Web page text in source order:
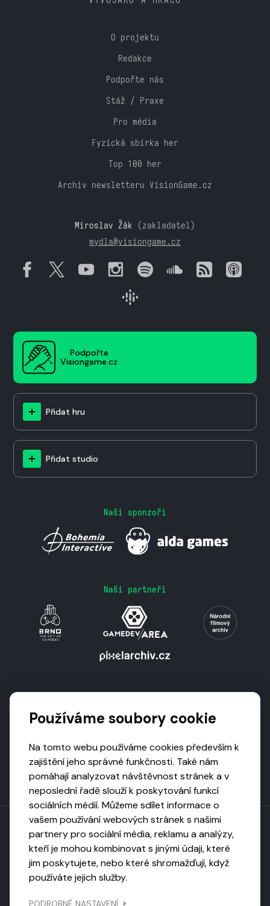
O projektu
Redakce
Podpořte nás
Stáž / Praxe
Pro média
Fyzická sbírka her
Top 100 her
Archiv newsletteru VisionGame.cz
Miroslav Žák (zakladatel)
mydla@visiongame.cz
Podpořte
Visiongame.cz
Přidat hru
Přidat studio
Naši sponzoři
Naši partneři
Toto dílo podléhá licenci CC BY-NC-ND
Uveďte původ, neužívejte komerčně, nezpracovávejte.
Používáme soubory cookie
Na tomto webu používáme cookies především k
zajištění jeho správné funkčnosti. Také nám
pomáhají analyzovat návštěvnost stránek a v
neposlední řadě slouží k poskytování funkcí
sociálních médií. Můžeme sdílet informace o
vašem používání webových stránek s našimi
partnery pro sociální média, reklamu a analýzy,
kteří je mohou kombinovat s jinými údaji, které
jim poskytujete, nebo které shromažďují, když
používáte jejich služby.
PODROBNÉ NASTAVENÍ